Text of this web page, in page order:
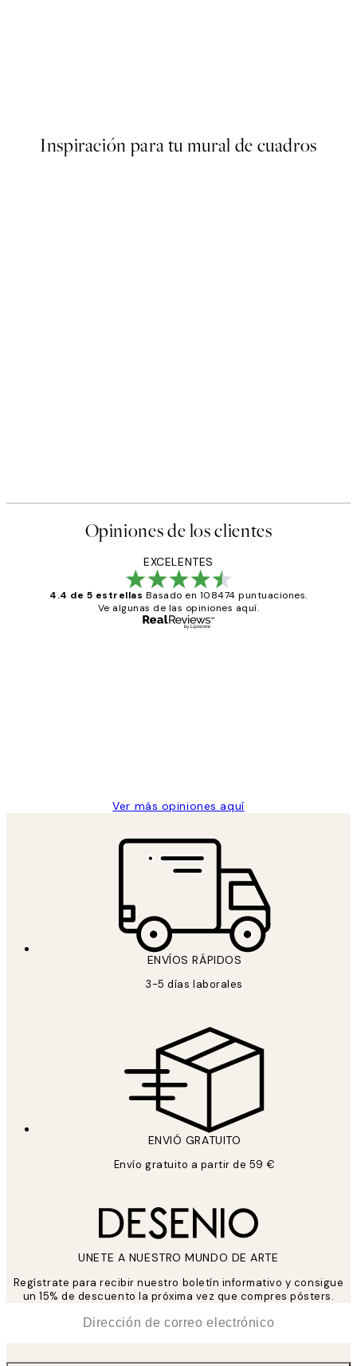
Inspiración para tu mural de cuadros
Opiniones de los clientes
EXCELENTES
4.4 de 5 estrellas Basado en 108474 puntuaciones.
Ve algunas de las opiniones aquí.
Ver más opiniones aquí
ENVÍOS RÁPIDOS
3-5 días laborales
ENVIÓ GRATUITO
Envío gratuito a partir de 59 €
UNETE A NUESTRO MUNDO DE ARTE
Regístrate para recibir nuestro boletín informativo y consigue
un 15% de descuento la próxima vez que compres pósters.